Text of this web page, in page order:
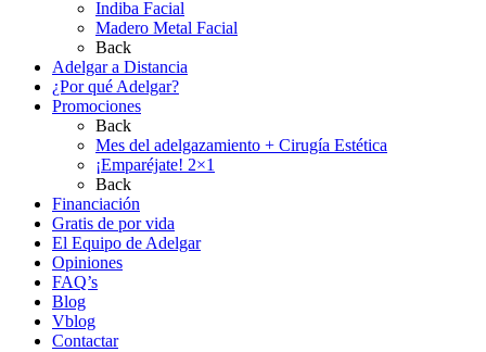
Indiba Facial
Madero Metal Facial
Back
Adelgar a Distancia
¿Por qué Adelgar?
Promociones
Back
Mes del adelgazamiento + Cirugía Estética
¡Emparéjate! 2×1
Back
Financiación
Gratis de por vida
El Equipo de Adelgar
Opiniones
FAQ’s
Blog
Vblog
Contactar